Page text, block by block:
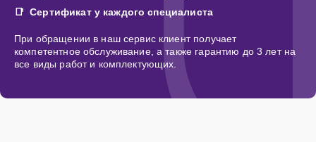
Сертификат у каждого специалиста
При обращении в наш сервис клиент получает
компетентное обслуживание, а также гарантию до 3 лет на
все виды работ и комплектующих.